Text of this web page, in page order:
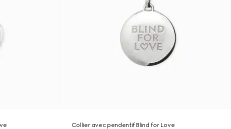
Collier avec pendentif Blind for Love